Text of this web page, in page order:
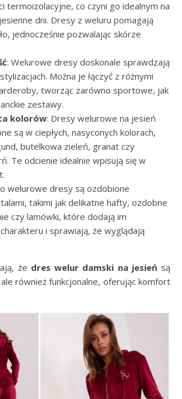
termoizolacyjne, co czyni go idealnym na
dni. Dresy z weluru pomagają
jednocześnie pozwalając skórze
: Welurowe dresy doskonale sprawdzają
Można je łączyć z różnymi
tworząc zarówno sportowe, jak
zestawy.
kolorów: Dresy welurowe na jesień
są w ciepłych, nasyconych kolorach,
butelkowa zieleń, granat czy
Te odcienie idealnie wpisują się w
welurowe dresy są ozdobione
takimi jak delikatne hafty, ozdobne
czy lamówki, które dodają im
i sprawiają, że wyglądają
że dres welur damski na jesień są
również funkcjonalne, oferując komfort